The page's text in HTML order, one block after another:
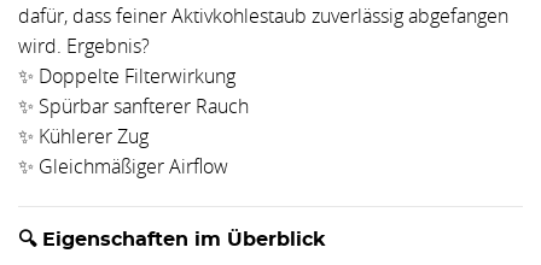
dafür, dass feiner Aktivkohlestaub zuverlässig abgefangen
wird. Ergebnis?
✨ Doppelte Filterwirkung
✨ Spürbar sanfterer Rauch
✨ Kühlerer Zug
✨ Gleichmäßiger Airflow
🔍 Eigenschaften im Überblick